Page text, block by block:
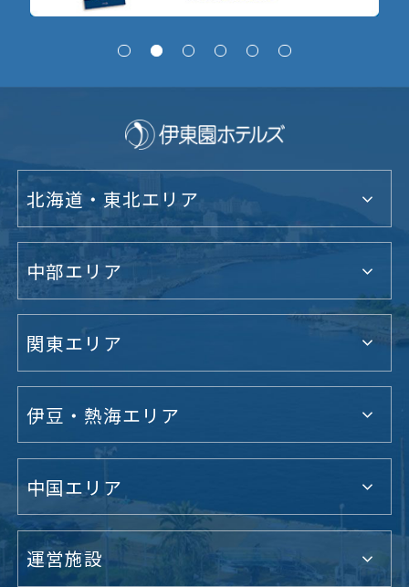
北海道・東北エリア
中部エリア
関東エリア
伊豆・熱海エリア
中国エリア
運営施設